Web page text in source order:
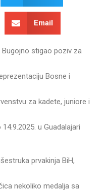
Email
Bugojno stigao poziv za
Bosne i
za kadete, juniore i
u Guadalajari
prvakinja BiH,
nekoliko medalja sa